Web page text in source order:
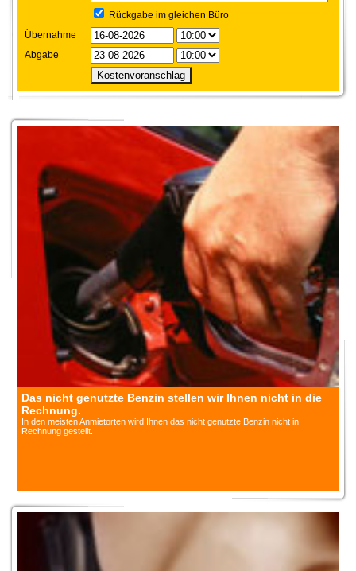
Rückgabe im gleichen Büro
Übernahme
Abgabe
Das nicht genutzte Benzin stellen wir Ihnen nicht in die
Rechnung.
In den meisten Anmietorten wird Ihnen das nicht genutzte Benzin nicht in
Rechnung gestellt.